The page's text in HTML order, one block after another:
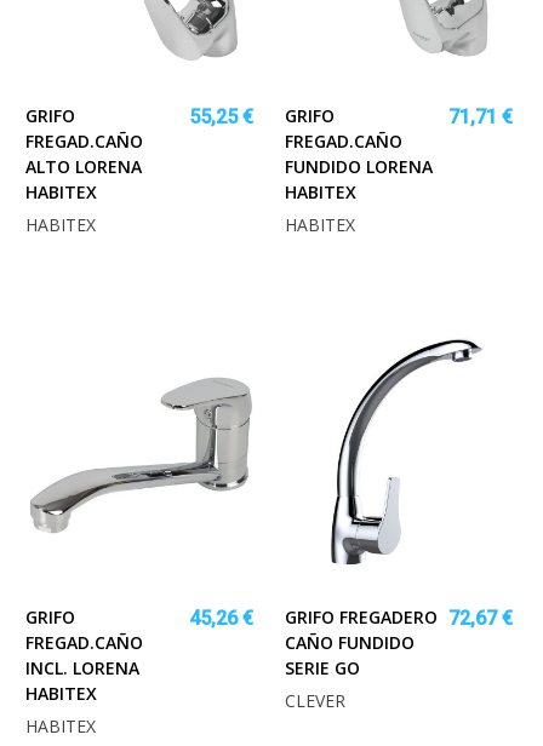
GRIFO
FREGAD.CAÑO
ALTO LORENA
HABITEX
55,25 €
HABITEX
GRIFO
FREGAD.CAÑO
FUNDIDO LORENA
HABITEX
71,71 €
HABITEX
GRIFO
FREGAD.CAÑO
INCL. LORENA
HABITEX
45,26 €
HABITEX
GRIFO FREGADERO
CAÑO FUNDIDO
SERIE GO
72,67 €
CLEVER